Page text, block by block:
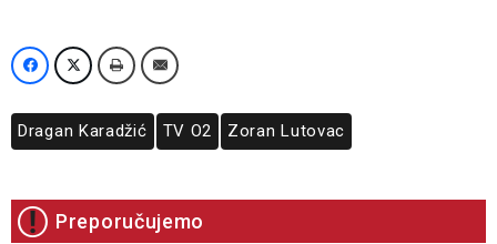
Dragan Karadžić TV O2 Zoran Lutovac
Preporučujemo